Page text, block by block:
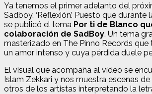
Ya tenemos el primer adelanto del
Sadboy, ‘Reflexión’. Puesto que
se publicó el tema Por ti de Blanco
colaboración de SadBoy. Un tema
masterizado en The Pinno Records
un amor intenso y cuya pérdida duele
El visual que acompaña al vídeo se
Islam Zekkari y nos muestra escenas
otros de los artistas interpretando la